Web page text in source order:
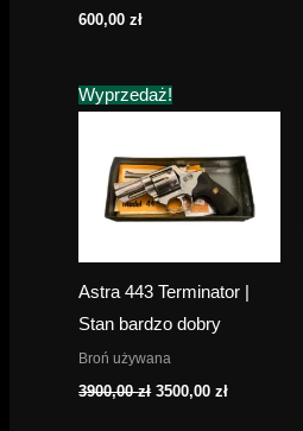
600,00zł
Wyprzedaż!
Astra 443 Terminator |
Stan bardzo dobry
Broń używana
3900,00zł Pierwotna
3500,00złAktualna